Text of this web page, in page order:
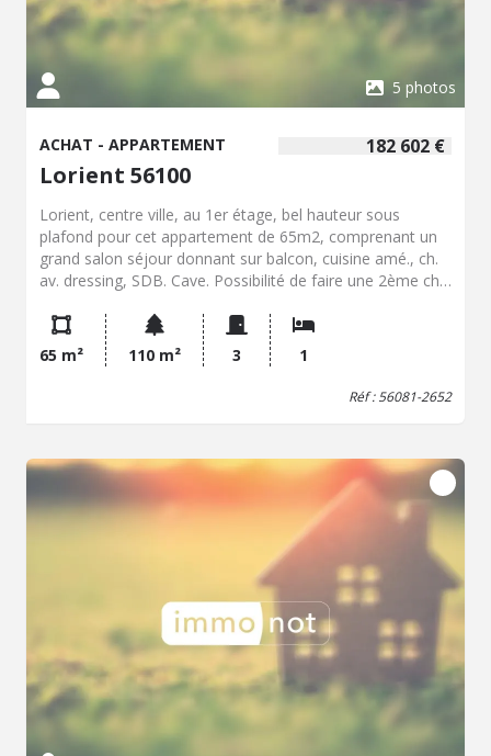
5 photos
182 602 €
ACHAT - APPARTEMENT
Lorient 56100
Lorient, centre ville, au 1er étage, bel hauteur sous
plafond pour cet appartement de 65m2, comprenant un
grand salon séjour donnant sur balcon, cuisine amé., ch.
av. dressing, SDB. Cave. Possibilité de faire une 2ème ch.
65 m² 110 m² 3 1
Réf : 56081-2652